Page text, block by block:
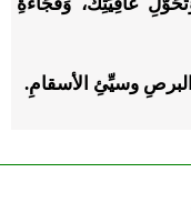
وسيِّئِ الأسقامِ.